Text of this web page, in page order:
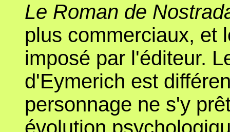
Le Roman de
plus commerciaux, et
imposé par l'éditeur.
d'Eymerich est
personnage ne s'y
évolution